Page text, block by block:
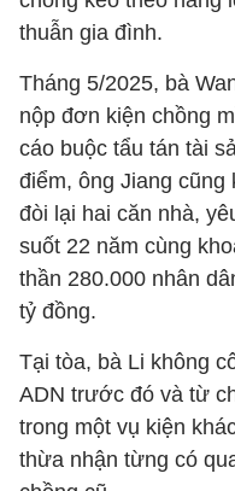
thuẫn gia đình.
Tháng 5/2025, bà
nộp đơn kiện chồng
cáo buộc tẩu tán tài
điểm, ông Jiang
đòi lại hai căn nhà,
suốt 22 năm cùng
thần 280.000 nhân
tỷ đồng.
Tại tòa, bà Li không
ADN trước đó và từ
trong một vụ kiện
thừa nhận từng có